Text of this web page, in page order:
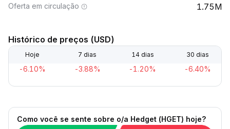
Oferta em circulação 1.75M
Histórico de preços (USD)
Hoje 7 dias 14 dias 30 dias
-6.10% -3.88% -1.20% -6.40%
Como você se sente sobre o/a Hedget (HGET) hoje?